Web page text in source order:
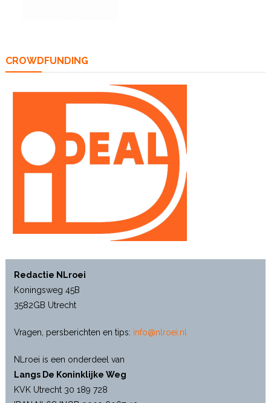
CROWDFUNDING
Redactie NLroei
Koningsweg 45B
3582GB Utrecht
Vragen, persberichten en tips: info@nlroei.nl
NLroei is een onderdeel van
Langs De Koninklijke Weg
KVK Utrecht 30 189 728